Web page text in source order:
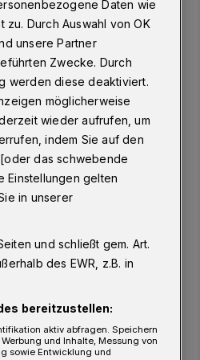
Daten wie
Durch Auswahl von OK
unsere Partner
Zwecke. Durch
werden diese deaktiviert.
möglicherweise
wieder aufrufen, um
indem Sie auf den
das schwebende
Einstellungen gelten
in unserer
und schließt gem. Art.
des EWR, z.B. in
bereitzustellen:
aktiv abfragen. Speichern
und Inhalte, Messung von
sowie Entwicklung und